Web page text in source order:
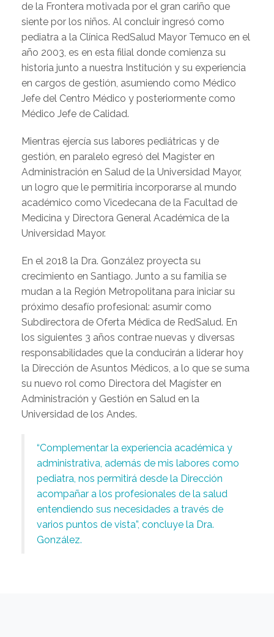
de la Frontera motivada por el gran cariño que
siente por los niños. Al concluir ingresó como
pediatra a la Clínica RedSalud Mayor Temuco en el
año 2003, es en esta filial donde comienza su
historia junto a nuestra Institución y su experiencia
en cargos de gestión, asumiendo como Médico
Jefe del Centro Médico y posteriormente como
Médico Jefe de Calidad.
Mientras ejercía sus labores pediátricas y de
gestión, en paralelo egresó del Magíster en
Administración en Salud de la Universidad Mayor,
un logro que le permitiría incorporarse al mundo
académico como Vicedecana de la Facultad de
Medicina y Directora General Académica de la
Universidad Mayor.
En el 2018 la Dra. González proyecta su
crecimiento en Santiago. Junto a su familia se
mudan a la Región Metropolitana para iniciar su
próximo desafío profesional: asumir como
Subdirectora de Oferta Médica de RedSalud. En
los siguientes 3 años contrae nuevas y diversas
responsabilidades que la conducirán a liderar hoy
la Dirección de Asuntos Médicos, a lo que se suma
su nuevo rol como Directora del Magíster en
Administración y Gestión en Salud en la
Universidad de los Andes.
“Complementar la experiencia académica y
administrativa, además de mis labores como
pediatra, nos permitirá desde la Dirección
acompañar a los profesionales de la salud
entendiendo sus necesidades a través de
varios puntos de vista”, concluye la Dra.
González.